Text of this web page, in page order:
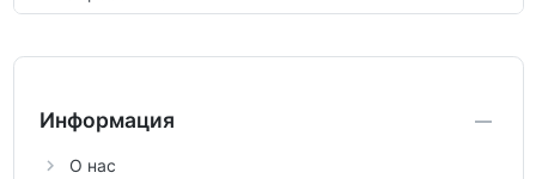
Информация
О нас